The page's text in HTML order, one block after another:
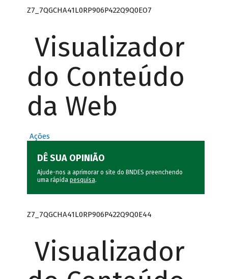
Z7_7QGCHA41L0RP906P422Q9Q0EO7
Visualizador
do Conteúdo
da Web
Ações
DÊ SUA OPINIÃO
Ajude-nos a aprimorar o site do BNDES preenchendo
uma rápida pesquisa.
Z7_7QGCHA41L0RP906P422Q9Q0E44
Visualizador